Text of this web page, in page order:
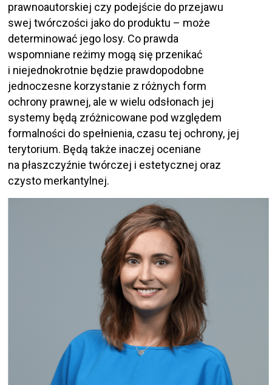
prawnoautorskiej czy podejście do przejawu
swej twórczości jako do produktu – może
determinować jego losy. Co prawda
wspomniane reżimy mogą się przenikać
i niejednokrotnie będzie prawdopodobne
jednoczesne korzystanie z różnych form
ochrony prawnej, ale w wielu odsłonach jej
systemy będą zróżnicowane pod względem
formalności do spełnienia, czasu tej ochrony, jej
terytorium. Będą także inaczej oceniane
na płaszczyźnie twórczej i estetycznej oraz
czysto merkantylnej.